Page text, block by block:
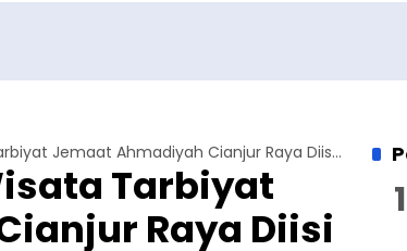
Sukses Digelar, Wisata Tarbiyat Jemaat Ahmadiyah Cianjur Raya Diisi Materi Perjodohan dalam Islam
Tarbiyat
Raya Diisi